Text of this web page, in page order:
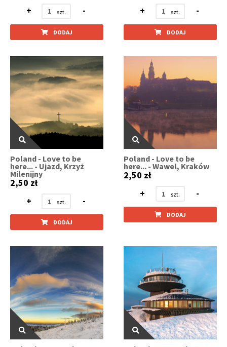
+
-
DODAJ
+
-
DODAJ
Poland - Love to be
here... - Ujazd, Krzyż
Milenijny
2,50 zł
+
-
DODAJ
Poland - Love to be
here... - Wawel, Kraków
2,50 zł
+
-
DODAJ